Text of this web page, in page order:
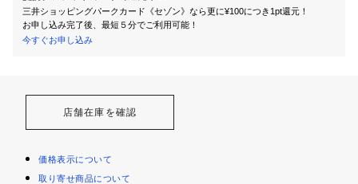
三井ショッピングパークカード《セゾン》なら更に¥100につき1pt還元！
お申し込み完了後、最短５分でご利用可能！
今すぐお申し込み
店舗在庫を確認
価格表示について
取り寄せ商品について